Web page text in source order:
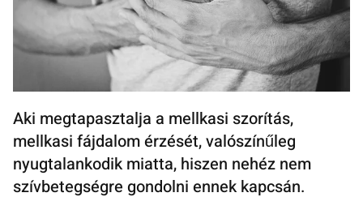
Aki megtapasztalja a mellkasi szorítás,
mellkasi fájdalom érzését, valószínűleg
nyugtalankodik miatta, hiszen nehéz nem
szívbetegségre gondolni ennek kapcsán.